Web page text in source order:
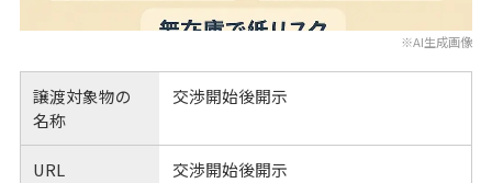
※AI生成画像
譲渡対象物の
名称
交渉開始後開示
URL 交渉開始後開示